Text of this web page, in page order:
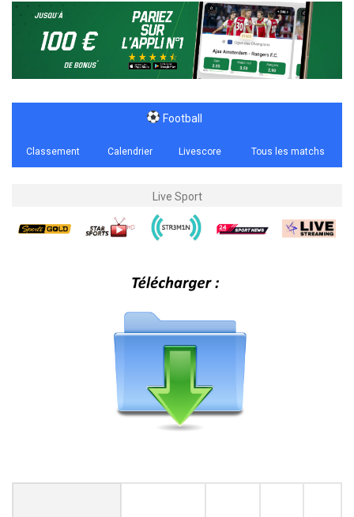
Football
Classement Calendrier Livescore Tous les matchs
Live Sport